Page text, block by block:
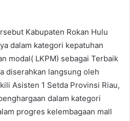
Kabupaten Rokan Hulu
dalam kategori kepatuhan
modal( LKPM) sebagai Terbaik
diserahkan langsung oleh
Asisten 1 Setda Provinsi Riau,
dalam kategori
progres kelembagaan mall